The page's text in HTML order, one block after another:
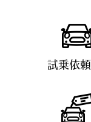
試乗依頼